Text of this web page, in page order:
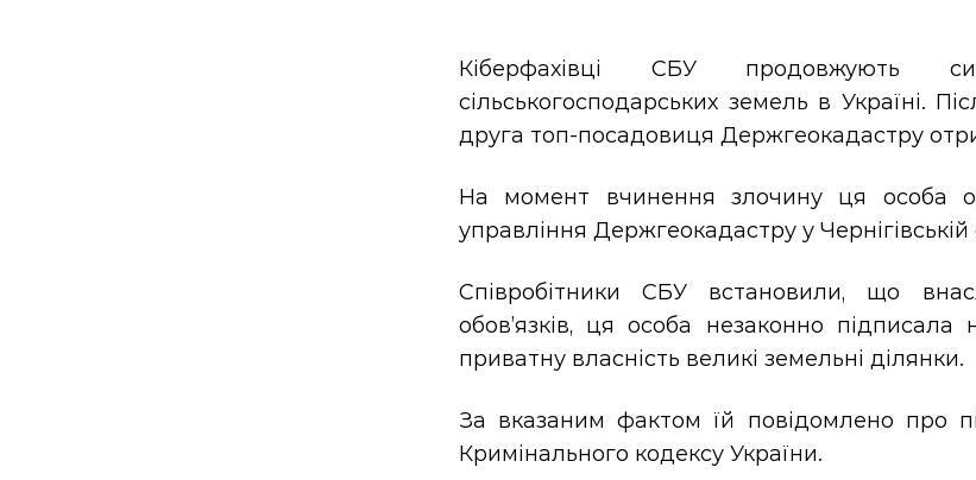
Кіберфахівці СБУ продовжують
сільськогосподарських земель в Україні.
друга топ-посадовиця Держгеокадастру
На момент вчинення злочину ця особа
управління Держгеокадастру у Чернігівській
Співробітники СБУ встановили, що
обов’язків, ця особа незаконно
приватну власність великі земельні ділянки.
За вказаним фактом їй повідомлено про
Кримінального кодексу України.